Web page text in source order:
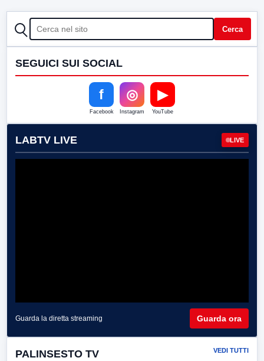
CERCA Cerca
SEGUICI SUI SOCIAL
f
Facebook
◎
Instagram
▶
YouTube
LABTV LIVE LIVE
Guarda la diretta streaming Guarda ora
PALINSESTO TV VEDI TUTTI